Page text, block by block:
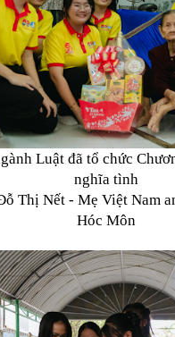
Luật đã tổ chức
nghĩa tình
Thị Nết - Mẹ Việt Nam
Hóc Môn